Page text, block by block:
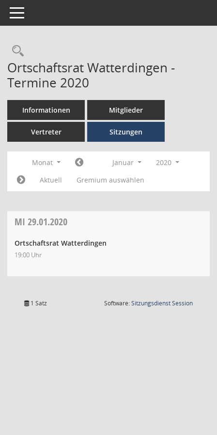
Toggle navigation
Ortschaftsrat Watterdingen -
Termine 2020
Informationen Mitglieder
Vertreter Sitzungen
Monat Januar
2020
Aktuell
Gremium auswählen
MI 29.01.2020
Ortschaftsrat Watterdingen
19:00 Uhr
1 Satz Software:SitzungsdienstSession(Wird in